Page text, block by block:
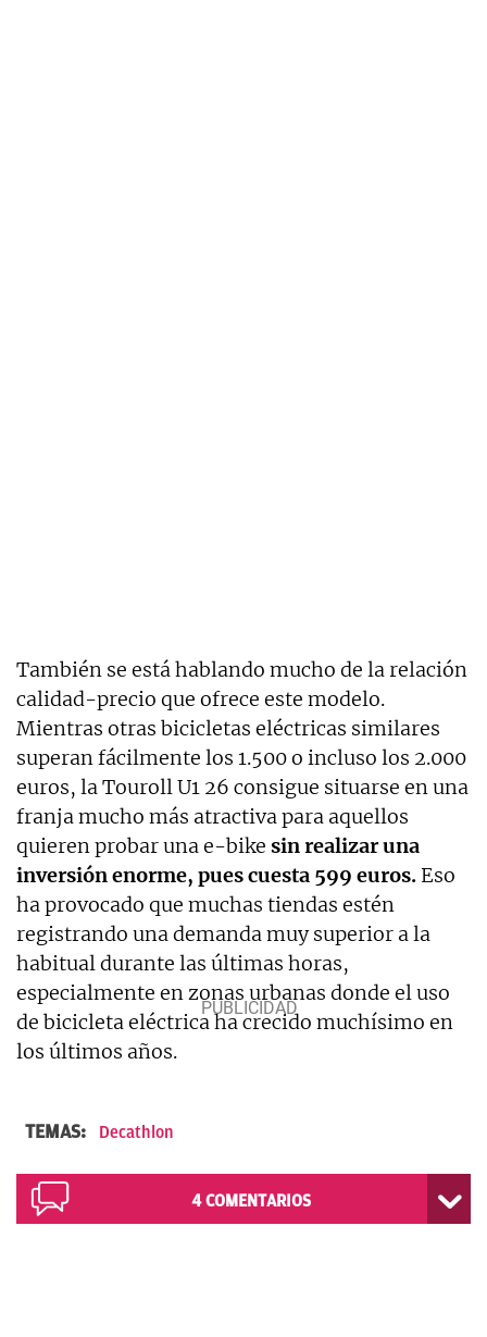
También se está hablando mucho de la relación
calidad-precio que ofrece este modelo.
Mientras otras bicicletas eléctricas similares
superan fácilmente los 1.500 o incluso los 2.000
euros, la Touroll U1 26 consigue situarse en una
franja mucho más atractiva para aquellos
quieren probar una e-bike sin realizar una
inversión enorme, pues cuesta 599 euros. Eso
ha provocado que muchas tiendas estén
registrando una demanda muy superior a la
habitual durante las últimas horas,
especialmente en zonas urbanas donde el uso
de bicicleta eléctrica ha crecido muchísimo en
los últimos años.
TEMAS: Decathlon
4COMENTARIOS